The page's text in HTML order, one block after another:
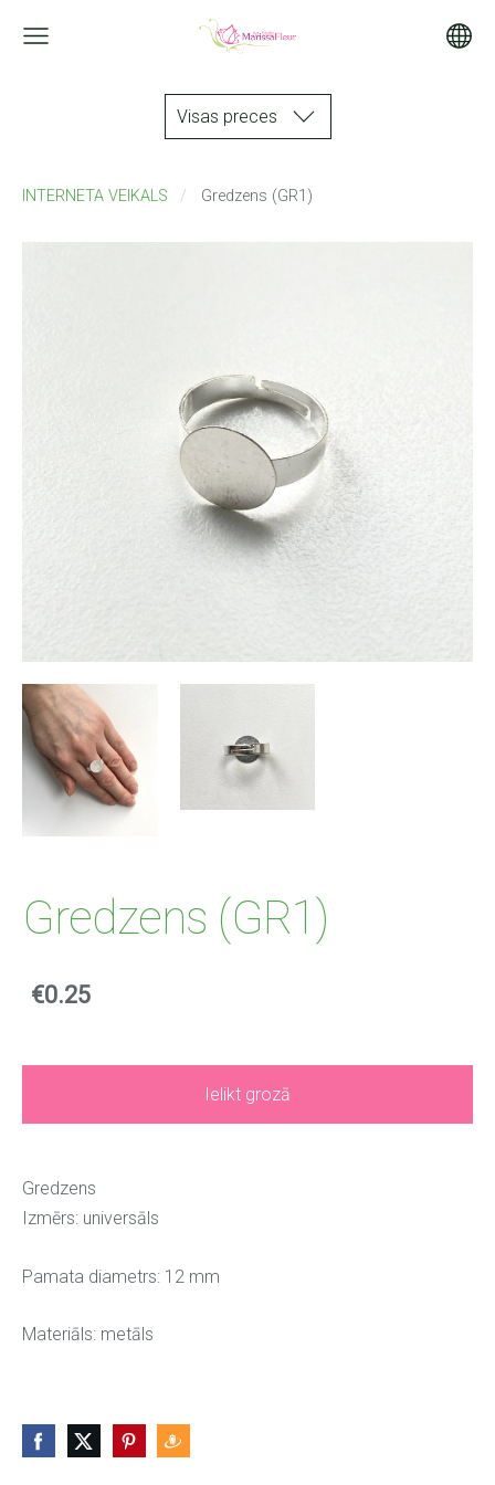
Visas preces
INTERNETA VEIKALS Gredzens (GR1)
Gredzens (GR1)
€0.25
Ielikt grozā
Gredzens
Izmērs: universāls
Pamata diametrs: 12 mm
Materiāls: metāls